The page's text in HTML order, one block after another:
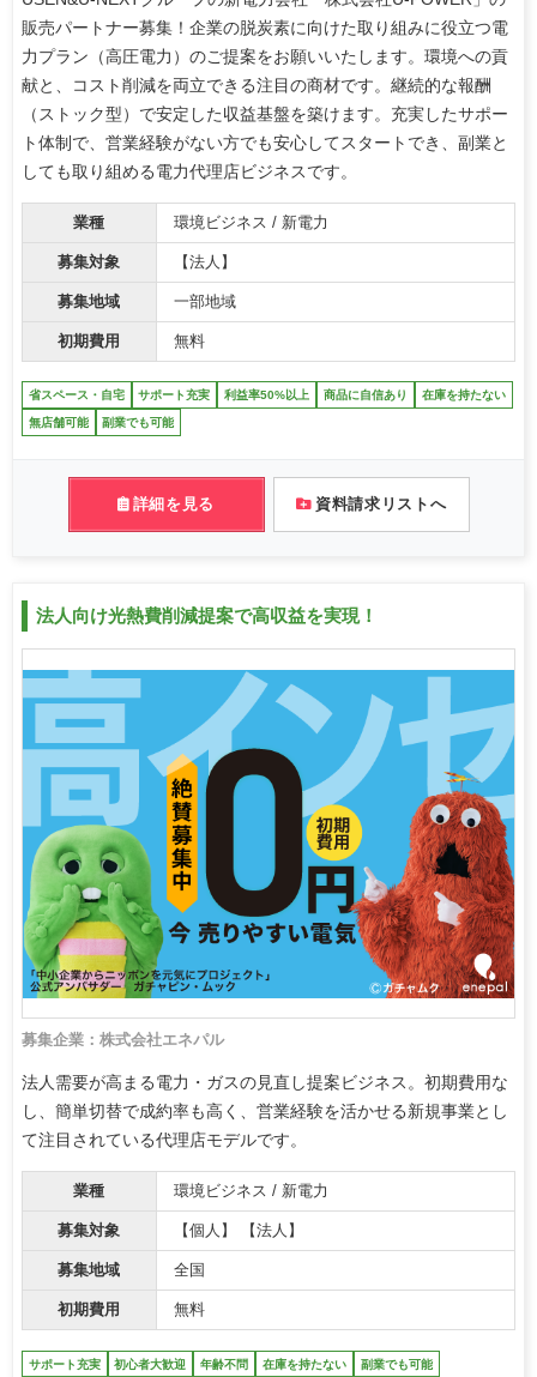
販売パートナー募集！企業の脱炭素に向けた取り組みに役立つ電
力プラン（高圧電力）のご提案をお願いいたします。環境への貢
献と、コスト削減を両立できる注目の商材です。継続的な報酬
（ストック型）で安定した収益基盤を築けます。充実したサポー
ト体制で、営業経験がない方でも安心してスタートでき、副業と
しても取り組める電力代理店ビジネスです。
業種 環境ビジネス / 新電力
募集対象 【法人】
募集地域 一部地域
初期費用 無料
省スペース・自宅 サポート充実 利益率50%以上 商品に自信あり 在庫を持たない
無店舗可能 副業でも可能
詳細を見る 資料請求リストへ
法人向け光熱費削減提案で高収益を実現！
募集企業：株式会社エネパル
法人需要が高まる電力・ガスの見直し提案ビジネス。初期費用な
し、簡単切替で成約率も高く、営業経験を活かせる新規事業とし
て注目されている代理店モデルです。
業種 環境ビジネス / 新電力
募集対象 【個人】 【法人】
募集地域 全国
初期費用 無料
サポート充実 初心者大歓迎 年齢不問 在庫を持たない 副業でも可能